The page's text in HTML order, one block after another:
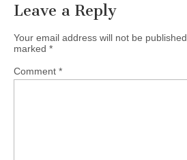
Leave a Reply
Your email address will not be published.
marked *
Comment *